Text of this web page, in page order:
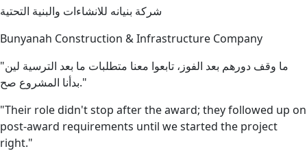
شركة بنيانه للانشاءات والبنية التحتية
Bunyanah Construction & Infrastructure Company
"ما وقف دورهم بعد الفوز، تابعوا معنا متطلبات ما بعد الترسية لين
بدأنا المشروع صح."
"Their role didn't stop after the award; they followed up on
post-award requirements until we started the project
right."